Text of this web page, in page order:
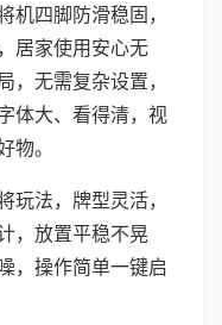
机四脚防滑稳固，
居家使用安心无
，无需复杂设置，
体大、看得清，视
物。
玩法，牌型灵活，
，放置平稳不晃
，操作简单一键启